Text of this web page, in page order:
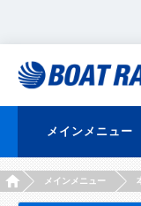
メインメニュー
HOMEメインメニュー